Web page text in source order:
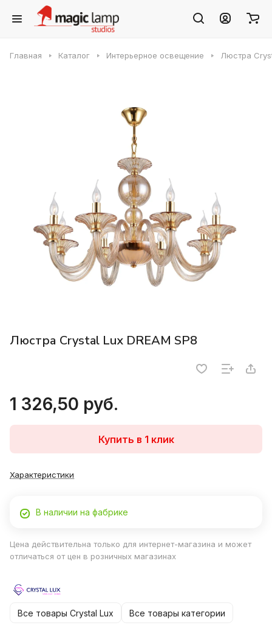
Главная Каталог Интерьерное освещение Люстра
Люстра Crystal Lux DREAM SP8
1 326,50 руб.
Купить в 1 клик
Характеристики
В наличии на фабрике
Цена действительна только для интернет-магазина и может
отличаться от цен в розничных магазинах
Все товары Crystal Lux Все товары категории